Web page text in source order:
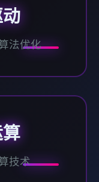
法优化
技术